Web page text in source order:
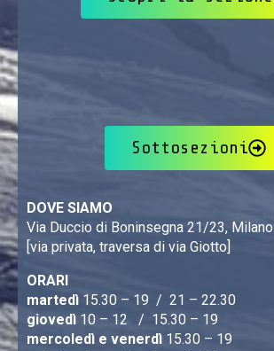
Sottosezioni
DOVE SIAMO
Via Duccio di Boninsegna 21/23, Milano
[via privata, traversa di via Giotto]
ORARI
martedì 15.30 – 19 / 21 – 22.30
giovedì 10 – 12 / 15.30 – 19
mercoledì e venerdì 15.30 – 19